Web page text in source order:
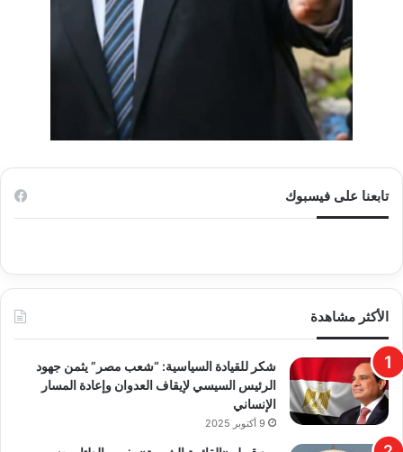
تابعنا على فيسبوك
الأكثر مشاهدة
​شكر للقيادة السياسية: “شعب مصر” يثمن جهود
الرئيس السيسي لإيقاف العدوان وإعادة المسار
الإنساني
9 أكتوبر 2025